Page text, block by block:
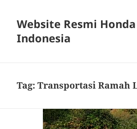
Website Resmi
Indonesia
Tag:Transportasi Ramah